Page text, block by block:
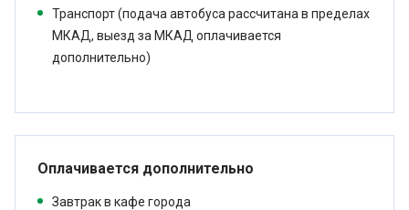
Транспорт (подача автобуса рассчитана в пределах
МКАД, выезд за МКАД оплачивается
дополнительно)
Оплачивается дополнительно
Завтрак в кафе города